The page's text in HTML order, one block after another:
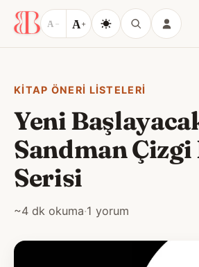
A − A+
KITAP ÖNERI LISTELERI
Yeni
Sandman
Serisi
~4 dk okuma·1 yorum